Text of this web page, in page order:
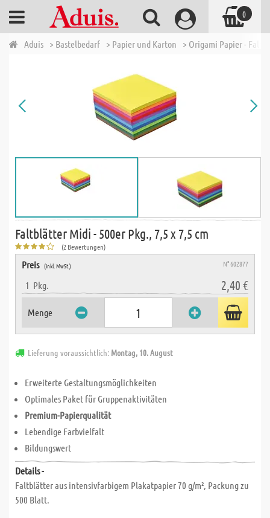
Aduis > Bastelbedarf > Papier und Karton > Origami Papier -
Faltblätter Midi - 500er Pkg., 7,5 x 7,5 cm
(2 Bewertungen)
Preis (inkl. MwSt.) N° 602877
1 Pkg. 2,40 €
Menge
Lieferung voraussichtlich: Montag, 10. August
Erweiterte Gestaltungsmöglichkeiten
Optimales Paket für Gruppenaktivitäten
Premium-Papierqualität
Lebendige Farbvielfalt
Bildungswert
Details -
Faltblätter aus intensivfarbigem Plakatpapier 70 g/m², Packung zu
500 Blatt.
0